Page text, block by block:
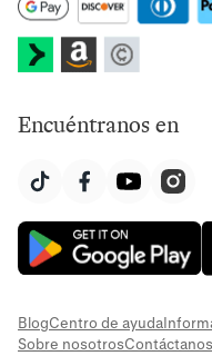
Encuéntranos en
BlogCentro de ayuda
Sobre nosotrosContáctanos